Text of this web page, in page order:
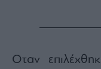
Οταν